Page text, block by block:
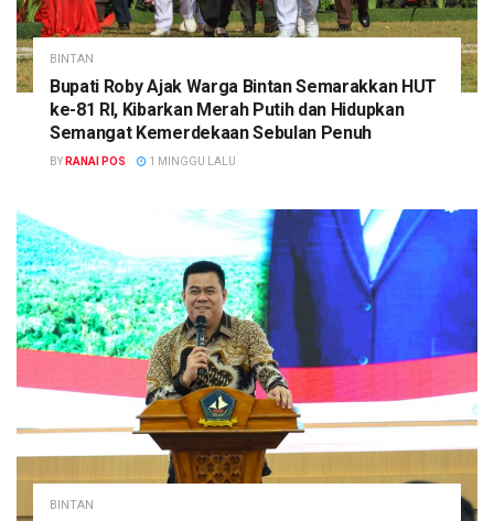
BINTAN
Bupati Roby Ajak Warga Bintan Semarakkan HUT
ke-81 RI, Kibarkan Merah Putih dan Hidupkan
Semangat Kemerdekaan Sebulan Penuh
BY RANAI POS 1 MINGGU LALU
BINTAN